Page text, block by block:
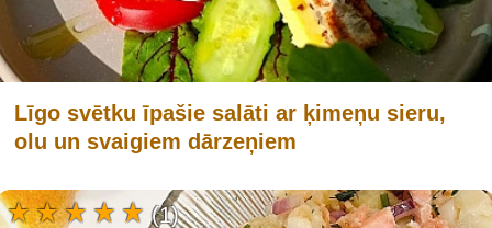
Līgo svētku īpašie salāti ar ķimeņu sieru,
olu un svaigiem dārzeņiem
(1)